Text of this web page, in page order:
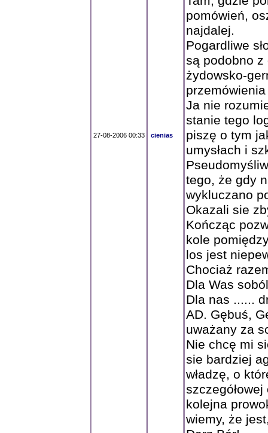
27-08-2006 00:33 cienias
pomówień,
najdalej.
Pogardliwe
są podobno
żydowsko-
Ja nie
stanie tego
piszę o tym
umysłach i
tego, że gdy
wykluczano
Okazali sie
Kończąc
kole
los jest
Chociaż
Dla Was
Dla nas ......
AD. Gębuś,
uważany za
Nie chcę mi
sie bardziej
władzę, o
kolejna
wiemy, że